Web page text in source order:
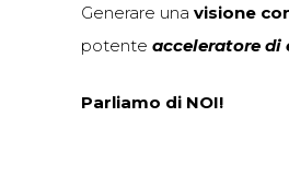
Generare una visione
potente acceleratore di
Parliamo di NOI!